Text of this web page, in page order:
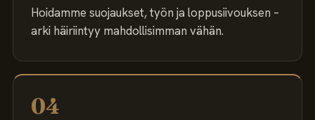
Hoidamme suojaukset, työn ja loppusiivouksen –
arki häiriintyy mahdollisimman vähän.
04